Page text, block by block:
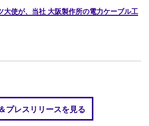
大使が、当社 大阪製作所の電力ケーブル工
プレスリリースを見る